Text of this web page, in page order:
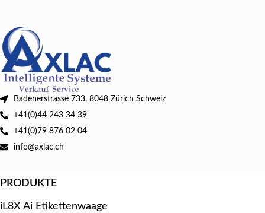
Badenerstrasse 733, 8048 Zürich Schweiz
+41(0)44 243 34 39
+41(0)79 876 02 04
info@axlac.ch
PRODUKTE
iL8X Ai Etikettenwaage